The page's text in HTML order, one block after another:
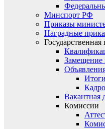
Минспорт РФ
Приказы
Наградные
Замещение
Вакантная
Комиссии